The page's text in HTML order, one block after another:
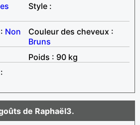
Style :
Non
Couleur des cheveux :
Bruns
Poids : 90 kg
de Raphaël3.